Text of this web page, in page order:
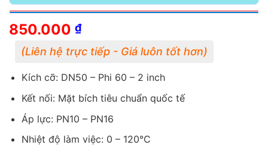
850.000 ₫
Kích cỡ: DN50 – Phi 60 – 2 inch
Kết nối: Mặt bích tiêu chuẩn quốc tế
Áp lực: PN10 – PN16
Nhiệt độ làm việc: 0 – 120°C